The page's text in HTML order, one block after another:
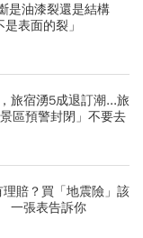
是油漆裂還是結構
表面的裂」
旅宿湧5成退訂潮...旅
區預警封閉」不要去
賠？買「地震險」該
一張表告訴你